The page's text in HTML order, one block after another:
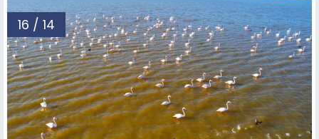
16 / 14